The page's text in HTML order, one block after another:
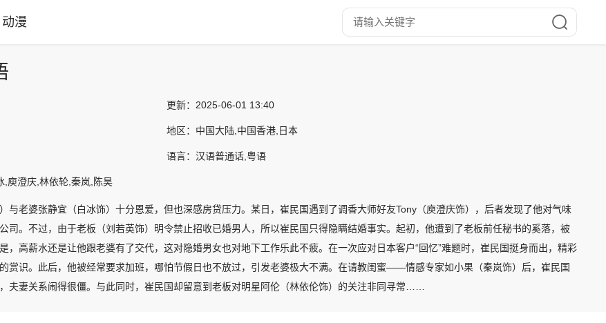
动漫
更新： 2025-06-01 13:40
地区： 中国大陆,中国香港,日本
语言： 汉语普通话,粤语
,庾澄庆,林依轮,秦岚,陈昊
与老婆张静宜（白冰饰）十分恩爱，但也深感房贷压力。某日，崔民国遇到了调香大师好友Tony（庾澄庆饰），后者发现了他对气味
司。不过，由于老板（刘若英饰）明令禁止招收已婚男人，所以崔民国只得隐瞒结婚事实。起初，他遭到了老板前任秘书的奚落，被
，高薪水还是让他跟老婆有了交代，这对隐婚男女也对地下工作乐此不疲。在一次应对日本客户“回忆”难题时，崔民国挺身而出，精彩
赏识。此后，他被经常要求加班，哪怕节假日也不放过，引发老婆极大不满。在请教闺蜜——情感专家如小果（秦岚饰）后，崔民国
夫妻关系闹得很僵。与此同时，崔民国却留意到老板对明星阿伦（林依伦饰）的关注非同寻常……